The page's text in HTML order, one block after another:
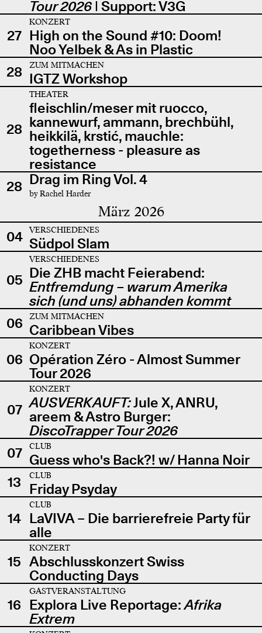
Tour 2026| Support: V3G
27
KONZERT
High on the Sound #10: Doom!
Noo Yelbek & As in Plastic
28
ZUM MITMACHEN
IGTZ Workshop
28
THEATER
fleischlin/meser mit ruocco,
kannewurf, ammann, brechbühl,
heikkilä, krstić, mauchle:
togetherness - pleasure as
resistance
28 Drag im Ring Vol. 4
by Rachel Harder
März 2026
04 VERSCHIEDENES
Südpol Slam
05
VERSCHIEDENES
Die ZHB macht Feierabend:
Entfremdung – warum Amerika
sich (und uns) abhanden kommt
06
ZUM MITMACHEN
Caribbean Vibes
06
KONZERT
Opération Zéro - Almost Summer
Tour 2026
07
KONZERT
AUSVERKAUFT:Jule X, ANRU,
areem & Astro Burger:
DiscoTrapper Tour 2026
07
CLUB
Guess who's Back?! w/ Hanna Noir
13
CLUB
Friday Psyday
14
CLUB
LaVIVA – Die barrierefreie Party für
alle
15
KONZERT
Abschlusskonzert Swiss
Conducting Days
16
GASTVERANSTALTUNG
Explora Live Reportage:Afrika
Extrem